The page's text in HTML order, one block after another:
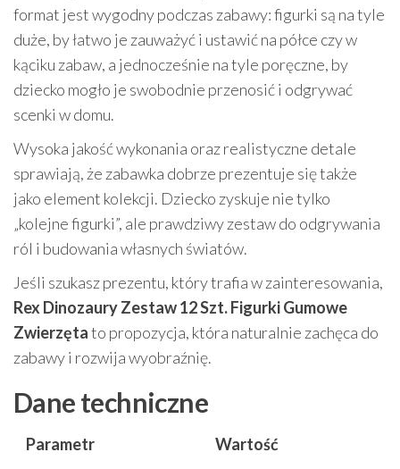
format jest wygodny podczas zabawy: figurki są na tyle
duże, by łatwo je zauważyć i ustawić na półce czy w
kąciku zabaw, a jednocześnie na tyle poręczne, by
dziecko mogło je swobodnie przenosić i odgrywać
scenki w domu.
Wysoka jakość wykonania oraz realistyczne detale
sprawiają, że zabawka dobrze prezentuje się także
jako element kolekcji. Dziecko zyskuje nie tylko
„kolejne figurki”, ale prawdziwy zestaw do odgrywania
ról i budowania własnych światów.
Jeśli szukasz prezentu, który trafia w zainteresowania,
Rex Dinozaury Zestaw 12 Szt. Figurki Gumowe
Zwierzętato propozycja, która naturalnie zachęca do
zabawy i rozwija wyobraźnię.
Dane techniczne
Parametr Wartość